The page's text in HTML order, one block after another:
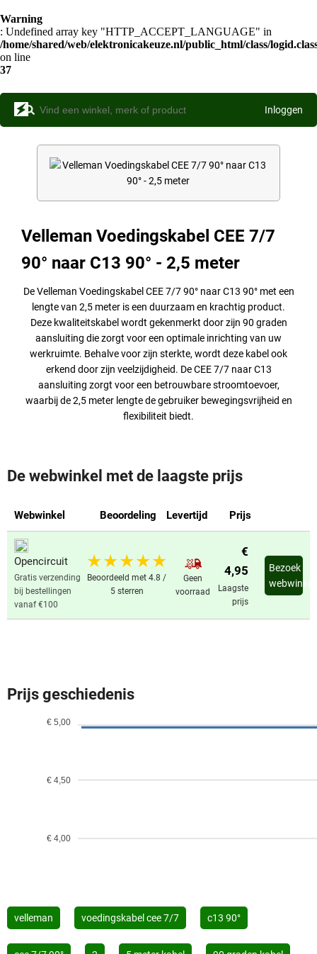
Warning
: Undefined array key "HTTP_ACCEPT_LANGUAGE" in
/home/shared/web/elektronicakeuze.nl/public_html/class/
on line
37
Inloggen
Velleman Voedingskabel CEE 7/7
90° naar C13 90° - 2,5 meter
De Velleman Voedingskabel CEE 7/7 90° naar C13 90° met een
lengte van 2,5 meter is een duurzaam en krachtig product.
Deze kwaliteitskabel wordt gekenmerkt door zijn 90 graden
aansluiting die zorgt voor een optimale inrichting van uw
werkruimte. Behalve voor zijn sterkte, wordt deze kabel ook
erkend door zijn veelzijdigheid. De CEE 7/7 naar C13
aansluiting zorgt voor een betrouwbare stroomtoevoer,
waarbij de 2,5 meter lengte de gebruiker bewegingsvrijheid en
flexibiliteit biedt.
De webwinkel met de laagste prijs
Webwinkel Beoordeling Levertijd Prijs
Opencircuit
Gratis verzending
bij bestellingen
vanaf €100
Beoordeeld met 4.8 /
5 sterren
Geen
voorraad
€
4,95
Laagste
prijs
Bezoek
webwinkel
Prijs geschiedenis
€ 5,00
€ 4,00
€ 4,50
velleman voedingskabel cee 7/7 c13 90°